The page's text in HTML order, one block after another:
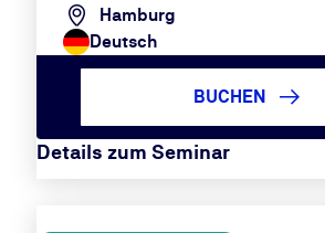
Hamburg
Deutsch
Details zum Seminar
BUCHEN